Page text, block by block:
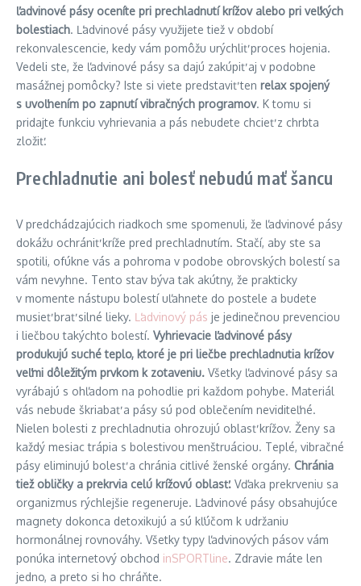
ľadvinové pásy oceníte pri prechladnutí krížov alebo pri veľkých
bolestiach. Ľadvinové pásy využijete tiež v období
rekonvalescencie, kedy vám pomôžu urýchliť proces hojenia.
Vedeli ste, že ľadvinové pásy sa dajú zakúpiť aj v podobne
masážnej pomôcky? Iste si viete predstaviť ten relax spojený
s uvoľnením po zapnutí vibračných programov. K tomu si
pridajte funkciu vyhrievania a pás nebudete chcieť z chrbta
zložiť.
Prechladnutie ani bolesť nebudú mať šancu
V predchádzajúcich riadkoch sme spomenuli, že ľadvinové pásy
dokážu ochrániť kríže pred prechladnutím. Stačí, aby ste sa
spotili, ofúkne vás a pohroma v podobe obrovských bolestí sa
vám nevyhne. Tento stav býva tak akútny, že prakticky
v momente nástupu bolestí uľahnete do postele a budete
musieť brať silné lieky. Ľadvinový pás je jedinečnou prevenciou
i liečbou takýchto bolestí. Vyhrievacie ľadvinové pásy
produkujú suché teplo, ktoré je pri liečbe prechladnutia krížov
veľmi dôležitým prvkom k zotaveniu. Všetky ľadvinové pásy sa
vyrábajú s ohľadom na pohodlie pri každom pohybe. Materiál
vás nebude škriabať a pásy sú pod oblečením neviditeľné.
Nielen bolesti z prechladnutia ohrozujú oblasť krížov. Ženy sa
každý mesiac trápia s bolestivou menštruáciou. Teplé, vibračné
pásy eliminujú bolesť a chránia citlivé ženské orgány. Chránia
tiež obličky a prekrvia celú krížovú oblasť. Vďaka prekrveniu sa
organizmus rýchlejšie regeneruje. Ľadvinové pásy obsahujúce
magnety dokonca detoxikujú a sú kľúčom k udržaniu
hormonálnej rovnováhy. Všetky typy ľadvinových pásov vám
ponúka internetový obchod inSPORTline. Zdravie máte len
jedno, a preto si ho chráňte.